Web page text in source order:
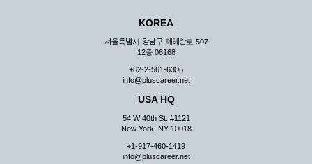
KOREA
서울특별시 강남구 테헤란로 507
12층 06168
+82-2-561-6306
info@pluscareer.net
USA HQ
54 W 40th St. #1121
New York, NY 10018
+1-917-460-1419
info@pluscareer.net